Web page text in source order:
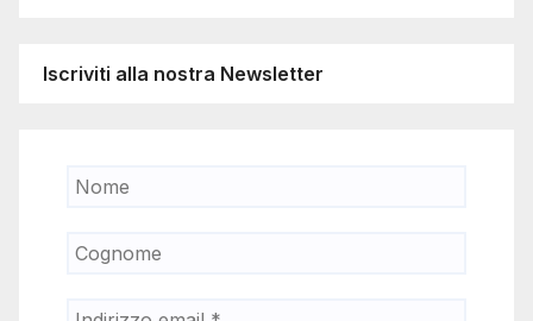
Iscriviti alla nostra Newsletter